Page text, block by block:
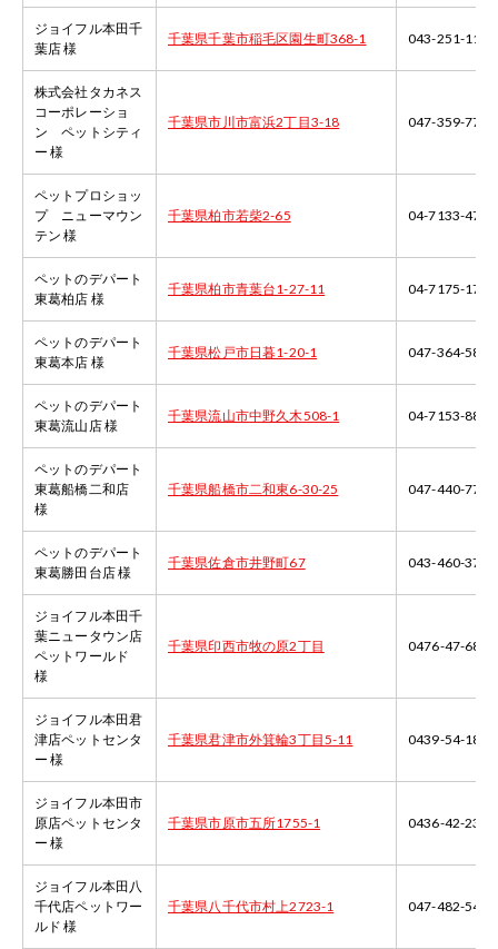
ジョイフル本田千
葉店 様
千葉県千葉市稲毛区園生町368-1 043-251-1138
株式会社タカネス
コーポレーショ
ン ペットシティ
ー 様
千葉県市川市富浜2丁目3-18 047-359-7778
ペットプロショッ
プ ニューマウン
テン 様
千葉県柏市若柴2-65 04-7133-4771
ペットのデパート
東葛柏店 様
千葉県柏市青葉台1-27-11 04-7175-1750
ペットのデパート
東葛本店 様
千葉県松戸市日暮1-20-1 047-364-5827
ペットのデパート
東葛流山店 様
千葉県流山市中野久木508-1 04-7153-8848
ペットのデパート
東葛船橋二和店
様
千葉県船橋市二和東6-30-25 047-440-7740
ペットのデパート
東葛勝田台店 様
千葉県佐倉市井野町67 043-460-3700
ジョイフル本田千
葉ニュータウン店
ペットワールド
様
千葉県印西市牧の原2丁目 0476-47-6835
ジョイフル本田君
津店ペットセンタ
ー 様
千葉県君津市外箕輪3丁目5-11 0439-54-1880
ジョイフル本田市
原店ペットセンタ
ー 様
千葉県市原市五所1755-1 0436-42-2311
ジョイフル本田八
千代店ペットワー
ルド 様
千葉県八千代市村上2723-1 047-482-5470